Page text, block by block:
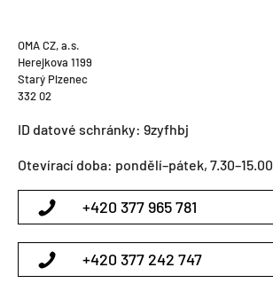
OMA CZ, a.s.
Herejkova 1199
Starý Plzenec
332 02
ID datové schránky: 9zyfhbj
Otevírací doba: pondělí–pátek, 7.30–15.00
+420 377 965 781
+420 377 242 747